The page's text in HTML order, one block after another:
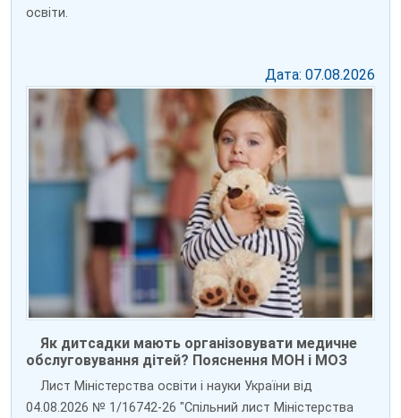
освіти.
Дата: 07.08.2026
Як дитсадки мають організовувати медичне
обслуговування дітей? Пояснення МОН і МОЗ
Лист Міністерства освіти і науки України від
04.08.2026 № 1/16742-26 "Спільний лист Міністерства